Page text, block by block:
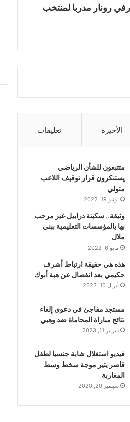
رونار مدربا لمنتخب
الأخيرة تعليقات
متتبعون للشأن الرياضي
يستنكرون قرار توقيف اللاعب
متولي
يونيو 19, 2022
وثيقة.. سكينة درابيل غير مرحب
بها بالمؤسسات التعليمية ببني
ملال
مايو 6, 2022
هذه هي حقيقة ارتباط أشرف
حكيمي بعد انفصال عن هبة أبوك
أبريل 10, 2023
مستجد مفاجئ في دعوى إلغاء
نتائج مباراة المحاماة ضد وهبي
فبراير 11, 2023
فيديو استغلال شابة جنسيا لطفل
قاصر يثير موجة سخط وسط
المغاربة
سبتمبر 20, 2020